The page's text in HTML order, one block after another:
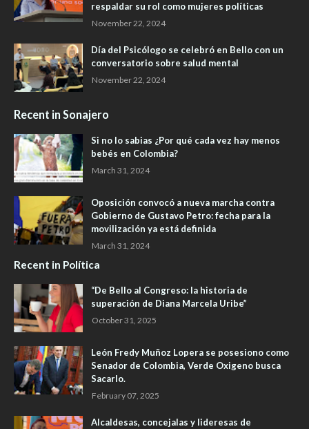
respaldar su rol como mujeres políticas
November 22, 2024
Día del Psicólogo se celebró en Bello con un
conversatorio sobre salud mental
November 22, 2024
Recent in Sonajero
Si no lo sabias ¿Por qué cada vez hay menos
bebés en Colombia?
March 31, 2024
Oposición convocó a nueva marcha contra
Gobierno de Gustavo Petro: fecha para la
movilización ya está definida
March 31, 2024
Recent in Política
“De Bello al Congreso: la historia de
superación de Diana Marcela Uribe”
October 31, 2025
León Fredy Muñoz Lopera se posesiono como
Senador de Colombia, Verde Oxigeno busca
Sacarlo.
February 07, 2025
Alcaldesas, concejalas y lideresas de